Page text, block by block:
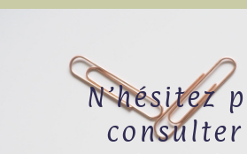
N’hésitez